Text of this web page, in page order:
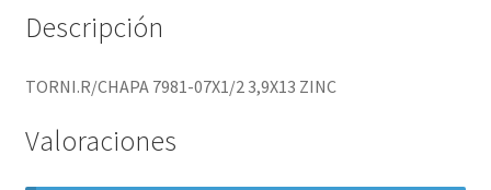
Descripción
TORNI.R/CHAPA 7981-07X1/2 3,9X13 ZINC
Valoraciones